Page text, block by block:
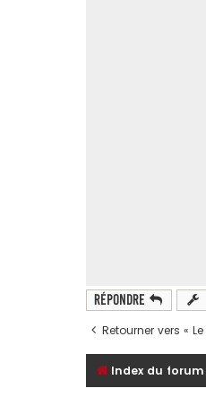
Répondre
Retourner vers «
Index du forum